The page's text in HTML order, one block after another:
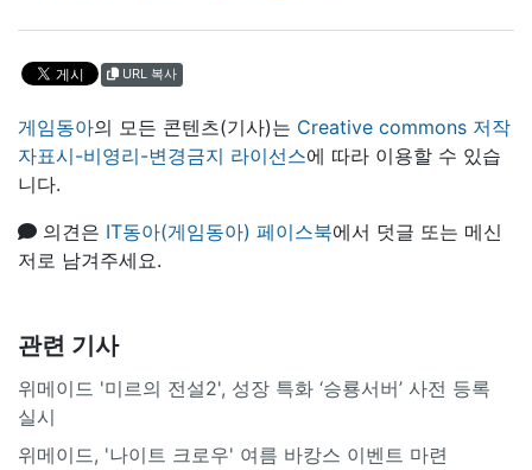
URL 복사
게임동아의 모든 콘텐츠(기사)는 Creative commons 저작
자표시-비영리-변경금지 라이선스에 따라 이용할 수 있습
니다.
의견은 IT동아(게임동아) 페이스북에서 덧글 또는 메신
저로 남겨주세요.
관련 기사
위메이드 '미르의 전설2', 성장 특화 ‘승룡서버’ 사전 등록
실시
위메이드, '나이트 크로우' 여름 바캉스 이벤트 마련